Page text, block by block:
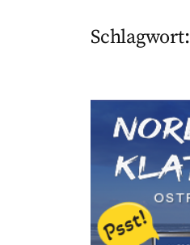
Schlagwort: